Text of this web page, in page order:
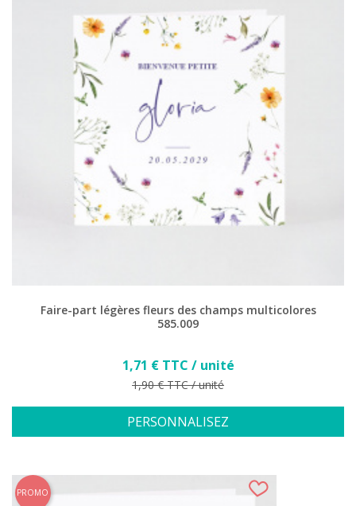
Faire-part légères fleurs des champs multicolores
585.009
Prix
1,71 € TTC / unité
Prix de base
1,90 € TTC / unité
PERSONNALISEZ
PROMO